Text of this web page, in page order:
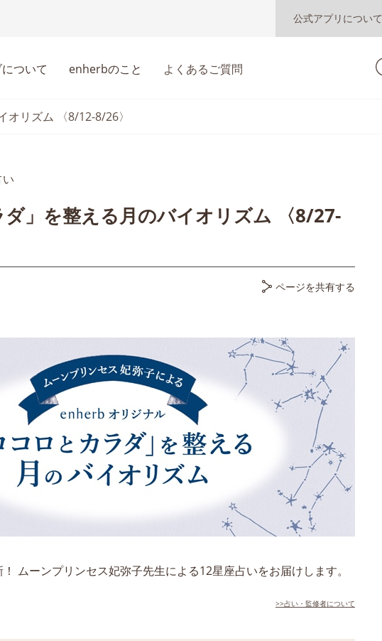
公式アプリについて
ついて enherbのこと よくあるご質問
オリズム 〈8/12-8/26〉
ダ」を整える月のバイオリズム 〈8/27-
ページを共有する
ムーンプリンセス妃弥子先生による12星座占いをお届けします。
>>占い・監修者について